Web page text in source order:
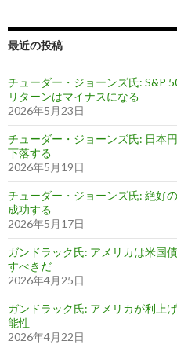
最近の投稿
チューダー・ジョーンズ氏: S&P
リターンはマイナスになる
2026年5月23日
チューダー・ジョーンズ氏: 日本
下落する
2026年5月19日
チューダー・ジョーンズ氏: 絶好
成功する
2026年5月17日
ガンドラック氏: アメリカは米国
すべきだ
2026年4月25日
ガンドラック氏: アメリカが利上
能性
2026年4月22日